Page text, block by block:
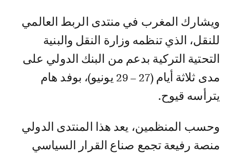
ويشارك المغرب في منتدى الربط العالمي
للنقل، الذي تنظمه وزارة النقل والبنية
التحتية التركية بدعم من البنك الدولي على
مدى ثلاثة أيام (27 – 29 يونيو)، بوفد هام
يترأسه قيوح.
وحسب المنظمين، يعد هذا المنتدى الدولي
منصة رفيعة تجمع صناع القرار السياسي